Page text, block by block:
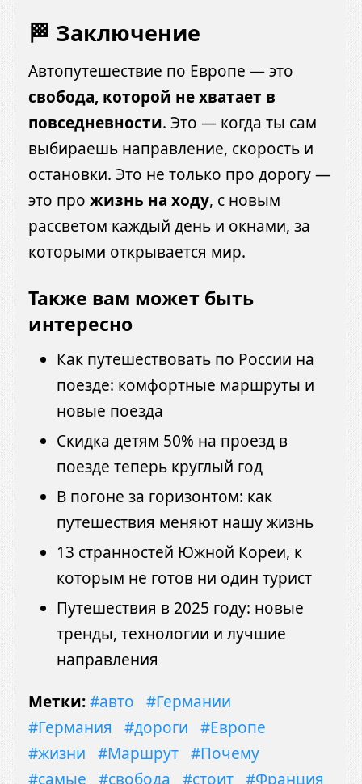
🏁 Заключение
Автопутешествие по Европе — это
свобода, которой не хватает в
повседневности. Это — когда ты сам
выбираешь направление, скорость и
остановки. Это не только про дорогу —
это про жизнь на ходу, с новым
рассветом каждый день и окнами, за
которыми открывается мир.
Также вам может быть
интересно
Как путешествовать по России на
поезде: комфортные маршруты и
новые поезда
Скидка детям 50% на проезд в
поезде теперь круглый год
В погоне за горизонтом: как
путешествия меняют нашу жизнь
13 странностей Южной Кореи, к
которым не готов ни один турист
Путешествия в 2025 году: новые
тренды, технологии и лучшие
направления
Метки:#авто
#Германии
#Германия
#дороги
#Европе
#жизни
#Маршрут #Почему
#самые
#свобода #стоит #Франция